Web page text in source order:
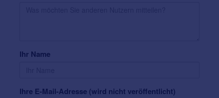
Ihr Name
Ihre E-Mail-Adresse (wird nicht veröffentlicht)